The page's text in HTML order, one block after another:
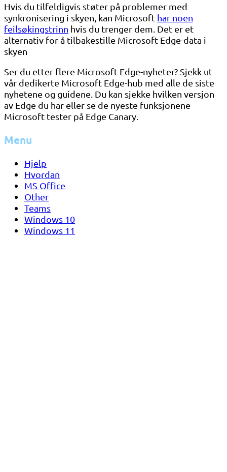
Hvis du tilfeldigvis støter på problemer med
synkronisering i skyen, kan Microsoft har noen
feilsøkingstrinn hvis du trenger dem. Det er et
alternativ for å tilbakestille Microsoft Edge-data i
skyen
Ser du etter flere Microsoft Edge-nyheter? Sjekk ut
vår dedikerte Microsoft Edge-hub med alle de siste
nyhetene og guidene. Du kan sjekke hvilken versjon
av Edge du har eller se de nyeste funksjonene
Microsoft tester på Edge Canary.
Menu
Hjelp
Hvordan
MS Office
Other
Teams
Windows 10
Windows 11